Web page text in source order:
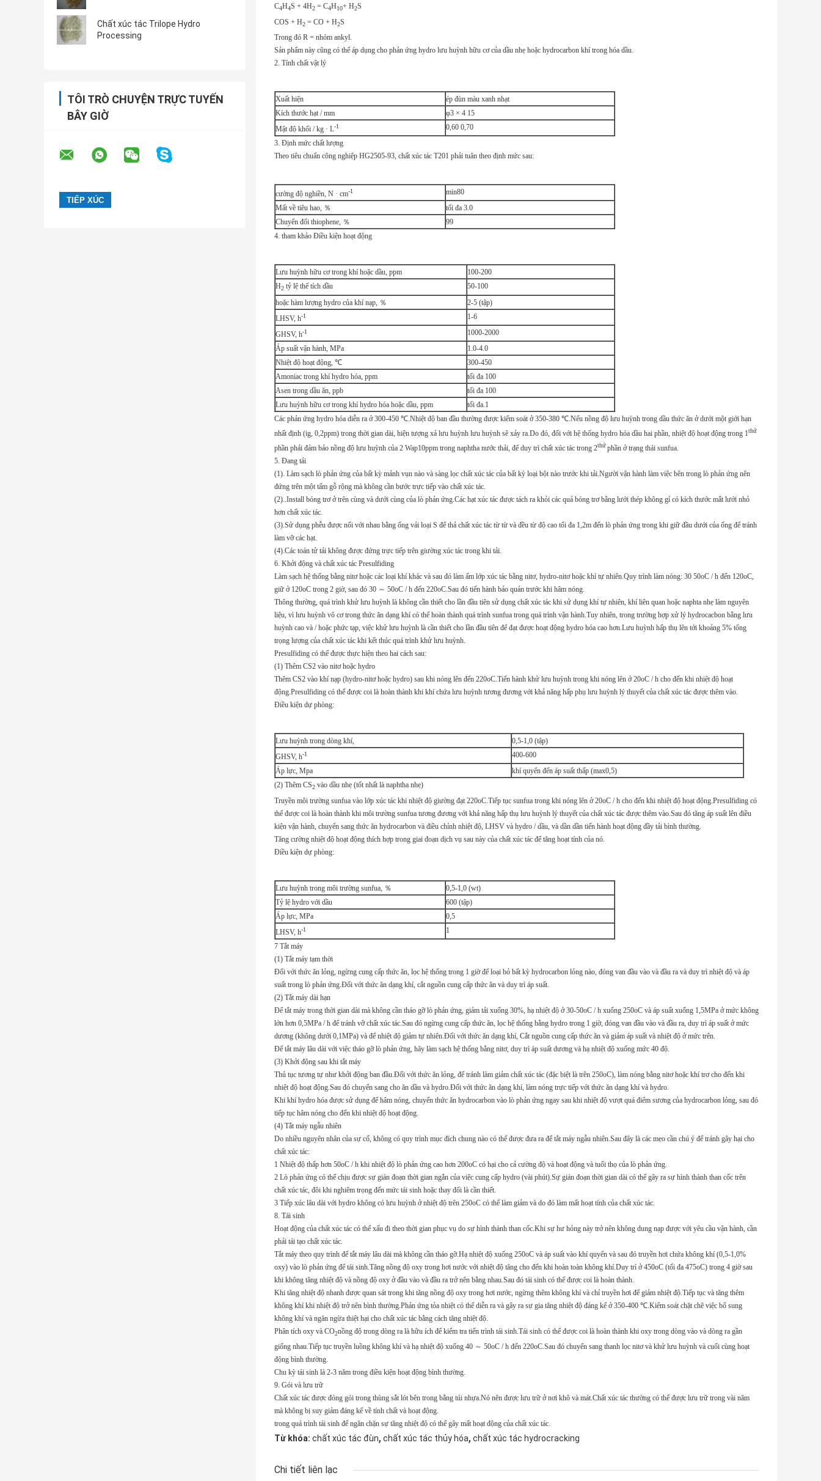
Chất xúc tác Trilope Hydro
Processing
TÔI TRÒ CHUYỆN TRỰC TUYẾN
BÂY GIỜ
C4H4S + 4H2 = C4H10+ H2S
COS + H2 = CO + H2S
Trong đó R = nhóm ankyl.
Sản phẩm này cũng có thể áp dụng cho phản ứng hydro lưu huỳnh hữu cơ của dầu nhẹ hoặc hydrocarbon khí trong hóa dầu.
2. Tính chất vật lý
Xuất hiện
ép đùn màu xanh nhạt
Kích thước hạt / mm
φ3 × 4 15
Mật độ khối / kg · L-1
0,60 0,70
3. Định mức chất lượng
Theo tiêu chuẩn công nghiệp HG2505-93, chất xúc tác T201 phải tuân theo định mức sau:
cường độ nghiền, N · cm-1
min80
Mất về tiêu hao, ％
tối đa 3.0
Chuyển đổi thiophene, ％
99
4. tham khảo Điều kiện hoạt động
Lưu huỳnh hữu cơ trong khí hoặc dầu, ppm
100-200
H2 tỷ lệ thể tích dầu
50-100
hoặc hàm lượng hydro của khí nạp, ％
2-5 (tập)
LHSV, h-1 1-6
GHSV, h-1
1000-2000
Áp suất vận hành, MPa
1.0-4.0
Nhiệt độ hoạt động, ℃
300-450
Amoniac trong khí hydro hóa, ppm
tối đa 100
Asen trong dầu ăn, ppb
tối đa 100
Lưu huỳnh hữu cơ trong khí hydro hóa hoặc dầu, ppm
tối đa.1
Các phản ứng hydro hóa diễn ra ở 300-450 ℃.Nhiệt độ ban đầu thường được kiểm soát ở 350-380 ℃.Nếu nồng độ lưu huỳnh trong dầu thức ăn ở dưới một giới hạn
nhất định (ig, 0,2ppm) trong thời gian dài, hiện tượng xả lưu huỳnh lưu huỳnh sẽ xảy ra.Do đó, đối với hệ thống hydro hóa dầu hai phần, nhiệt độ hoạt động trong 1thứ
phần phải đảm bảo nồng độ lưu huỳnh của 2 Wap10ppm trong naphtha nước thải, để duy trì chất xúc tác trong 2thứ phần ở trạng thái sunfua.
5. Đang tải
(1). Làm sạch lò phản ứng của bất kỳ mảnh vụn nào và sàng lọc chất xúc tác của bất kỳ loại bột nào trước khi tải.Người vận hành làm việc bên trong lò phản ứng nên
đứng trên một tấm gỗ rộng mà không cần bước trực tiếp vào chất xúc tác.
(2)..Install bóng trơ ​​ở trên cùng và dưới cùng của lò phản ứng.Các hạt xúc tác được tách ra khỏi các quả bóng trơ ​​bằng lưới thép không gỉ có kích thước mắt lưới nhỏ
hơn chất xúc tác.
(3).Sử dụng phễu được nối với nhau bằng ống vải loại S để thả chất xúc tác từ từ và đều từ độ cao tối đa 1,2m đến lò phản ứng trong khi giữ đầu dưới của ống để tránh
làm vỡ các hạt.
(4).Các toán tử tải không được đứng trực tiếp trên giường xúc tác trong khi tải.
6. Khởi động và chất xúc tác Presulfiding
Làm sạch hệ thống bằng nitơ hoặc các loại khí khác và sau đó làm ấm lớp xúc tác bằng nitơ, hydro-nitơ hoặc khí tự nhiên.Quy trình làm nóng: 30 50oC / h đến 120oC,
giữ ở 120oC trong 2 giờ, sau đó 30 ～ 50oC / h đến 220oC.Sau đó tiến hành bảo quản trước khi hâm nóng.
Thông thường, quá trình khử lưu huỳnh là không cần thiết cho lần đầu tiên sử dụng chất xúc tác khi sử dụng khí tự nhiên, khí liên quan hoặc naphta nhẹ làm nguyên
liệu, vì lưu huỳnh vô cơ trong thức ăn dạng khí có thể hoàn thành quá trình sunfua trong quá trình vận hành.Tuy nhiên, trong trường hợp xử lý hydrocacbon bằng lưu
huỳnh cao và / hoặc phức tạp, việc khử lưu huỳnh là cần thiết cho lần đầu tiên để đạt được hoạt động hydro hóa cao hơn.Lưu huỳnh hấp thụ lên tới khoảng 5% tổng
trọng lượng của chất xúc tác khi kết thúc quá trình khử lưu huỳnh.
Presulfiding có thể được thực hiện theo hai cách sau:
(1) Thêm CS2 vào nitơ hoặc hydro
Thêm CS2 vào khí nạp (hydro-nitơ hoặc hydro) sau khi nóng lên đến 220oC.Tiến hành khử lưu huỳnh trong khi nóng lên ở 20oC / h cho đến khi nhiệt độ hoạt
động.Presulfiding có thể được coi là hoàn thành khi khí chứa lưu huỳnh tương đương với khả năng hấp phụ lưu huỳnh lý thuyết của chất xúc tác được thêm vào.
Điều kiện dự phòng:
Lưu huỳnh trong dòng khí,
0,5-1,0 (tập)
GHSV, h-1
400-600
Áp lực, Mpa
khí quyển đến áp suất thấp (max0,5)
(2) Thêm CS2 vào dầu nhẹ (tốt nhất là naphtha nhẹ)
Truyền môi trường sunfua vào lớp xúc tác khi nhiệt độ giường đạt 220oC.Tiếp tục sunfua trong khi nóng lên ở 20oC / h cho đến khi nhiệt độ hoạt động.Presulfiding có
thể được coi là hoàn thành khi môi trường sunfua tương đương với khả năng hấp thụ lưu huỳnh lý thuyết của chất xúc tác được thêm vào.Sau đó tăng áp suất lên điều
kiện vận hành, chuyển sang thức ăn hydrocarbon và điều chỉnh nhiệt độ, LHSV và hydro / dầu, và dần dần tiến hành hoạt động đầy tải bình thường.
Tăng cường nhiệt độ hoạt động thích hợp trong giai đoạn dịch vụ sau này của chất xúc tác để tăng hoạt tính của nó.
Điều kiện dự phòng:
Lưu huỳnh trong môi trường sunfua, ％
0,5-1,0 (wt)
Tỷ lệ hydro với dầu
600 (tập)
Áp lực, MPa
0,5
LHSV, h-1
1
7 Tắt máy
(1) Tắt máy tạm thời
Đối với thức ăn lỏng, ngừng cung cấp thức ăn, lọc hệ thống trong 1 giờ để loại bỏ bất kỳ hydrocarbon lỏng nào, đóng van đầu vào và đầu ra và duy trì nhiệt độ và áp
suất trong lò phản ứng.Đối với thức ăn dạng khí, cắt nguồn cung cấp thức ăn và duy trì áp suất.
(2) Tắt máy dài hạn
Để tắt máy trong thời gian dài mà không cần tháo gỡ lò phản ứng, giảm tải xuống 30%, hạ nhiệt độ ở 30-50oC / h xuống 250oC và áp suất xuống 1,5MPa ở mức không
lớn hơn 0,5MPa / h để tránh vỡ chất xúc tác.Sau đó ngừng cung cấp thức ăn, lọc hệ thống bằng hydro trong 1 giờ, đóng van đầu vào và đầu ra, duy trì áp suất ở mức
dương (không dưới 0,1MPa) và để nhiệt độ giảm tự nhiên.Đối với thức ăn dạng khí, Cắt nguồn cung cấp thức ăn và giảm áp suất và nhiệt độ ở mức trên.
Để tắt máy lâu dài với việc tháo gỡ lò phản ứng, hãy làm sạch hệ thống bằng nitơ, duy trì áp suất dương và hạ nhiệt độ xuống mức 40 độ.
(3) Khởi động sau khi tắt máy
Thủ tục tương tự như khởi động ban đầu.Đối với thức ăn lỏng, để tránh làm giảm chất xúc tác (đặc biệt là trên 250oC), làm nóng bằng nitơ hoặc khí trơ cho đến khi
nhiệt độ hoạt động.Sau đó chuyển sang cho ăn dầu và hydro.Đối với thức ăn dạng khí, làm nóng trực tiếp với thức ăn dạng khí và hydro.
Khi khí hydro hóa được sử dụng để hâm nóng, chuyển thức ăn hydrocarbon vào lò phản ứng ngay sau khi nhiệt độ vượt quá điểm sương của hydrocarbon lỏng, sau đó
tiếp tục hâm nóng cho đến khi nhiệt độ hoạt động.
(4) Tắt máy ngẫu nhiên
Do nhiều nguyên nhân của sự cố, không có quy trình mục đích chung nào có thể được đưa ra để tắt máy ngẫu nhiên.Sau đây là các mẹo cần chú ý để tránh gây hại cho
chất xúc tác:
1 Nhiệt độ thấp hơn 50oC / h khi nhiệt độ lò phản ứng cao hơn 200oC có hại cho cả cường độ và hoạt động và tuổi thọ của lò phản ứng.
2 Lò phản ứng có thể chịu được sự gián đoạn thời gian ngắn của việc cung cấp hydro (vài phút).Sự gián đoạn thời gian dài có thể gây ra sự hình thành than cốc trên
chất xúc tác, đôi khi nghiêm trọng đến mức tái sinh hoặc thay đổi là cần thiết.
3 Tiếp xúc lâu dài với hydro không có lưu huỳnh ở nhiệt độ trên 250oC có thể làm giảm và do đó làm mất hoạt tính của chất xúc tác.
8. Tái sinh
Hoạt động của chất xúc tác có thể xấu đi theo thời gian phục vụ do sự hình thành than cốc.Khi sự hư hỏng này trở nên không dung nạp được với yêu cầu vận hành, cần
phải tái tạo chất xúc tác.
Tắt máy theo quy trình để tắt máy lâu dài mà không cần tháo gỡ.Hạ nhiệt độ xuống 250oC và áp suất vào khí quyển và sau đó truyền hơi chứa không khí (0,5-1,0%
oxy) vào lò phản ứng để tái sinh.Tăng nồng độ oxy trong hơi nước với nhiệt độ tăng cho đến khi hoàn toàn không khí.Duy trì ở 450oC (tối đa 475oC) trong 4 giờ sau
khi không tăng nhiệt độ và nồng độ oxy ở đầu vào và đầu ra trở nên bằng nhau.Sau đó tái sinh có thể được coi là hoàn thành.
Khi tăng nhiệt độ nhanh được quan sát trong khi tăng nồng độ oxy trong hơi nước, ngừng thêm không khí và chỉ truyền hơi để giảm nhiệt độ.Tiếp tục và tăng thêm
không khí khi nhiệt độ trở nên bình thường.Phản ứng tỏa nhiệt có thể diễn ra và gây ra sự gia tăng nhiệt độ đáng kể ở 350-400 ℃.Kiểm soát chặt chẽ việc bổ sung
không khí và ngăn ngừa thiệt hại cho chất xúc tác bằng cách tăng nhiệt độ.
Phân tích oxy và CO2nồng độ trong dòng ra là hữu ích để kiểm tra tiến trình tái sinh.Tái sinh có thể được coi là hoàn thành khi oxy trong dòng vào và dòng ra gần
giống nhau.Tiếp tục truyền luồng không khí và hạ nhiệt độ xuống 40 ～ 50oC / h đến 220oC.Sau đó chuyển sang thanh lọc nitơ và khử lưu huỳnh và cuối cùng hoạt
động bình thường.
Chu kỳ tái sinh là 2-3 năm trong điều kiện hoạt động bình thường.
9. Gói và lưu trữ
Chất xúc tác được đóng gói trong thùng sắt lót bên trong bằng túi nhựa.Nó nên được lưu trữ ở nơi khô và mát.Chất xúc tác thường có thể được lưu trữ trong vài năm
mà không bị suy giảm đáng kể về tính chất và hoạt động.
trong quá trình tái sinh để ngăn chặn sự tăng nhiệt độ có thể gây mất hoạt động của chất xúc tác.
Từ khóa: chất xúc tác đùn, chất xúc tác thủy hóa, chất xúc tác hydrocracking
Chi tiết liên lạc